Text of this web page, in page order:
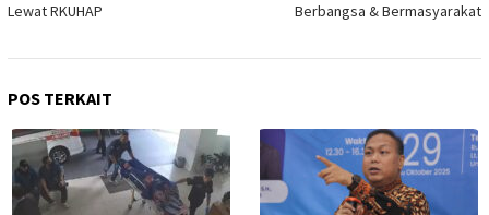
Lewat RKUHAP
Berbangsa & Bermasyarakat
POS TERKAIT